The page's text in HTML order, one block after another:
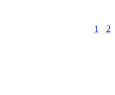
1 2